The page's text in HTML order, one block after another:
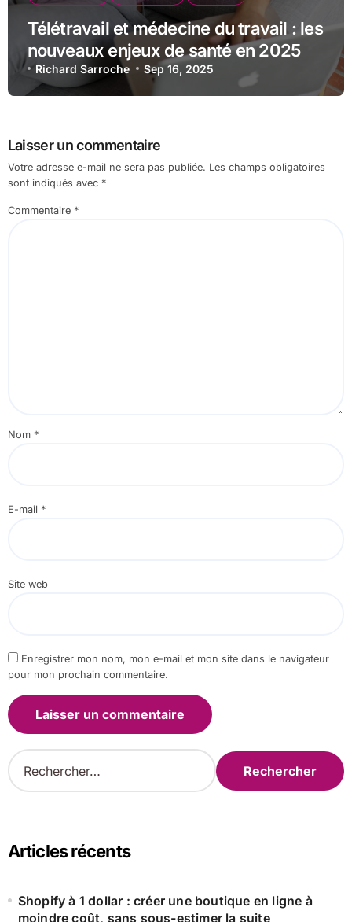
Télétravail et médecine du travail : les
nouveaux enjeux de santé en 2025
Richard Sarroche Sep 16, 2025
Laisser un commentaire
Votre adresse e-mail ne sera pas publiée. Les champs obligatoires
sont indiqués avec *
Commentaire *
Nom *
E-mail *
Site web
Enregistrer mon nom, mon e-mail et mon site dans le navigateur
pour mon prochain commentaire.
R
e
r
c
e
Articles récents
Shopify à 1 dollar : créer une boutique en ligne à
moindre coût, sans sous-estimer la suite